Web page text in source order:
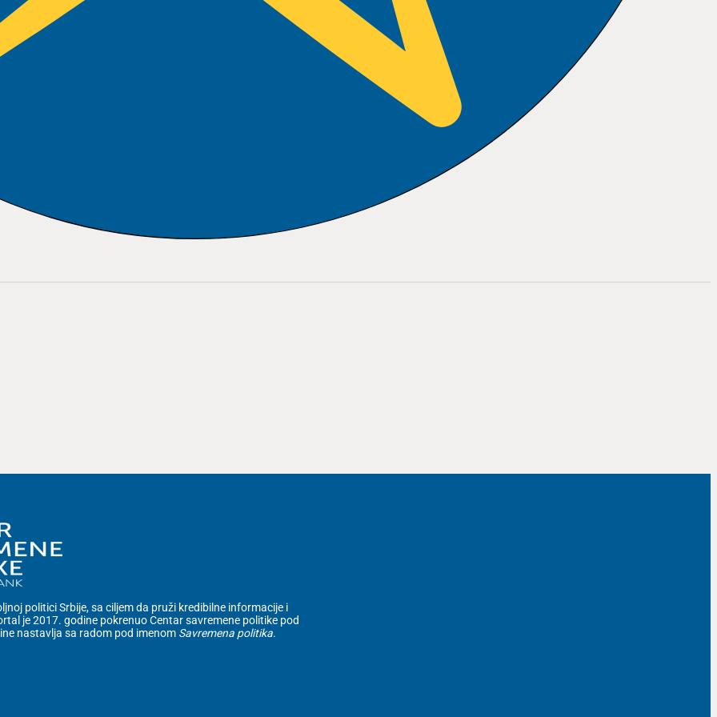
politici Srbije, sa ciljem da pruži kredibilne informacije i
je 2017. godine pokrenuo Centar savremene politike pod
nastavlja sa radom pod imenom Savremena politika.